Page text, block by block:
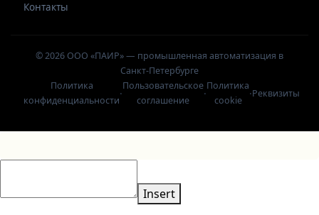
Контакты
© 2026 ООО «ПАИР» — промышленная автоматизация в
Санкт-Петербурге
Политика
конфиденциальности
·
Пользовательское
соглашение
·
Политика
cookie
·Реквизиты
Insert